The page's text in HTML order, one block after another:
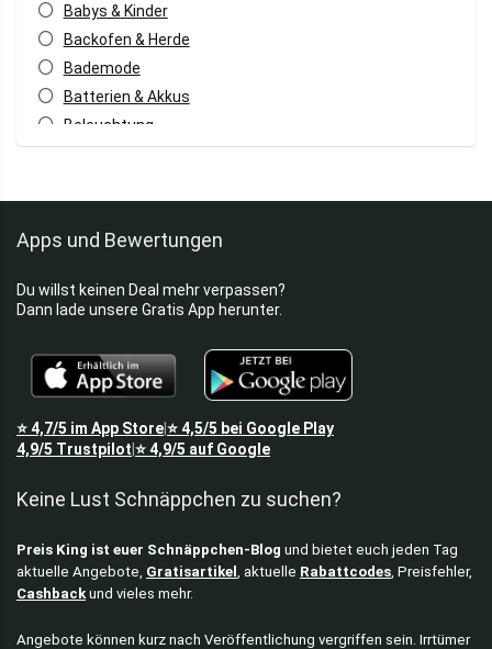
Babys & Kinder
Backofen & Herde
Bademode
Batterien & Akkus
Beleuchtung
Brot, Aufstriche & Cerealien
Bürobedarf
Computer und Zubehör
Dienstleistungen & Verträge
Drucker
E-Scooter
Elektronik Zubehör
Elektrowerkzeuge
Fahrradhelme
Apps und Bewertungen
Du willst keinen Deal mehr verpassen?
Dann lade unsere Gratis App herunter.
⭐4,7/5 im App Store⭐4,5/5 bei Google Play
4,9/5 Trustpilot ⭐4,9/5 auf Google
Keine Lust Schnäppchen zu suchen?
Preis King ist euer Schnäppchen-Blog und bietet euch jeden Tag
aktuelle Angebote, Gratisartikel , aktuelle Rabattcodes , Preisfehler,
Cashback und vieles mehr.
Angebote können kurz nach Veröffentlichung vergriffen sein. Irrtümer